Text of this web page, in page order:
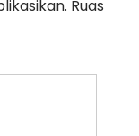
Ruas